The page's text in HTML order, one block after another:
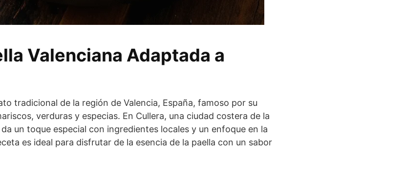
Valenciana Adaptada a
tradicional de la región de Valencia, España, famoso por su
verduras y especias. En Cullera, una ciudad costera de la
un toque especial con ingredientes locales y un enfoque en la
es ideal para disfrutar de la esencia de la paella con un sabor